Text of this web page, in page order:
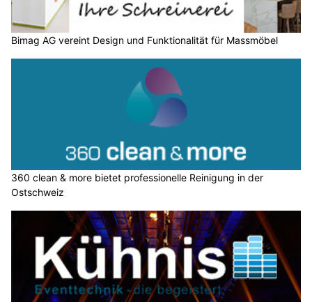
Bimag AG vereint Design und Funktionalität für Massmöbel
360 clean & more bietet professionelle Reinigung in der
Ostschweiz